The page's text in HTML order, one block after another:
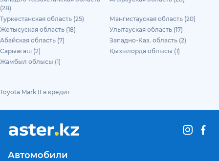
(28)
Туркестанская область (25)
Мангистауская область (20)
Жетысуская область (18)
Улытауская область (17)
Абайская область (7)
Западно-Каз. область (2)
Сарыагаш (2)
Қызылорда облысы (1)
Жамбыл облысы (1)
Toyota Mark II в кредит
Автомобили